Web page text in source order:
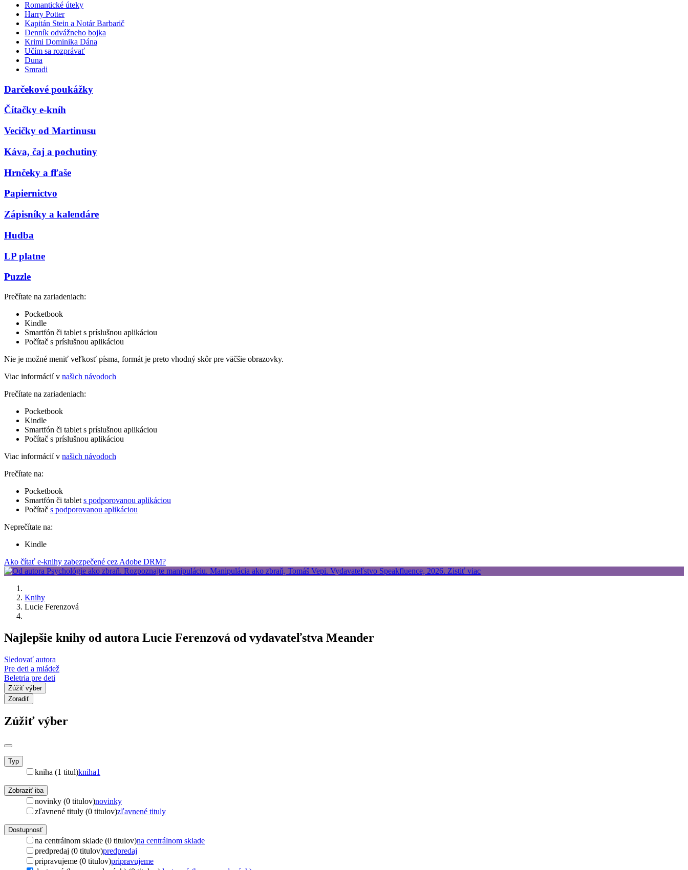
Romantické úteky
Harry Potter
Kapitán Stein a Notár Barbarič
Denník odvážneho bojka
Krimi Dominika Dána
Učím sa rozprávať
Duna
Smradi
Darčekové poukážky
Čítačky e-kníh
Vecičky od Martinusu
Káva, čaj a pochutiny
Hrnčeky a fľaše
Papiernictvo
Zápisníky a kalendáre
Hudba
LP platne
Puzzle
Prečítate na zariadeniach:
Pocketbook
Kindle
Smartfón či tablet s príslušnou aplikáciou
Počítač s príslušnou aplikáciou
Nie je možné meniť veľkosť písma, formát je preto vhodný skôr pre väčšie obrazovky.
Viac informácií v našich návodoch
Prečítate na zariadeniach:
Pocketbook
Kindle
Smartfón či tablet s príslušnou aplikáciou
Počítač s príslušnou aplikáciou
Viac informácií v našich návodoch
Prečítate na:
Pocketbook
Smartfón či tablet s podporovanou aplikáciou
Počítač s podporovanou aplikáciou
Neprečítate na:
Kindle
Ako čítať e-knihy zabezpečené cez Adobe DRM?
Knihy
Lucie Ferenzová
Najlepšie knihy od autora Lucie Ferenzová od vydavateľstva Meander
Sledovať autora
Pre deti a mládež
Beletria pre deti
Zúžiť výber
Zoradiť
Zúžiť výber
Typ
kniha (1 titul)kniha1
Zobraziť iba
novinky (0 titulov)novinky
zľavnené tituly (0 titulov)zľavnené tituly
Dostupnosť
na centrálnom sklade (0 titulov)na centrálnom sklade
predpredaj (0 titulov)predpredaj
pripravujeme (0 titulov)pripravujeme